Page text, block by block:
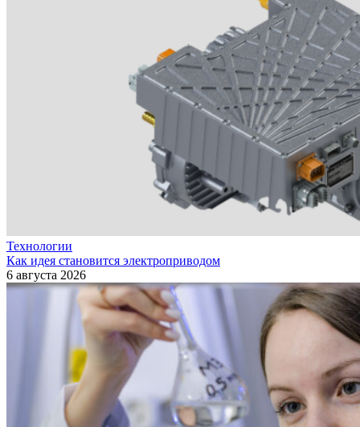
Технологии
Как идея становится электроприводом
6 августа 2026